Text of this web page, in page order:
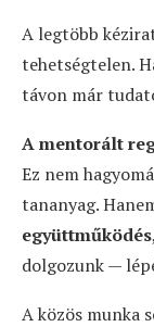
A legtöbb
tehetségtelen.
távon már
A mentorált
Ez nem
tananyag.
együttműködés
dolgozunk —
A közös munka